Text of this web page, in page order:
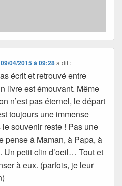
09/04/2015 à 09:28 a dit :
écrit et retrouvé entre
livre est émouvant. Même
n’est pas éternel, le départ
toujours une immense
souvenir reste ! Pas une
pense à Maman, à Papa, à
Un petit clin d’oeil… Tout et
à eux. (parfois, je leur